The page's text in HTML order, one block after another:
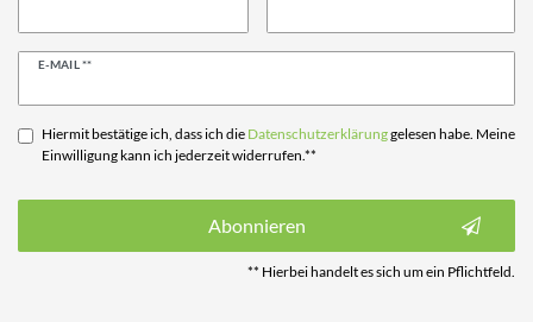
E-MAIL **
Newsletter
Hiermit bestätige ich, dass ich die Daten­schutz­erklärunggelesen habe. Meine
Einwilligung kann ich jederzeit widerrufen.**
Abonnieren
** Hierbei handelt es sich um ein Pflichtfeld.